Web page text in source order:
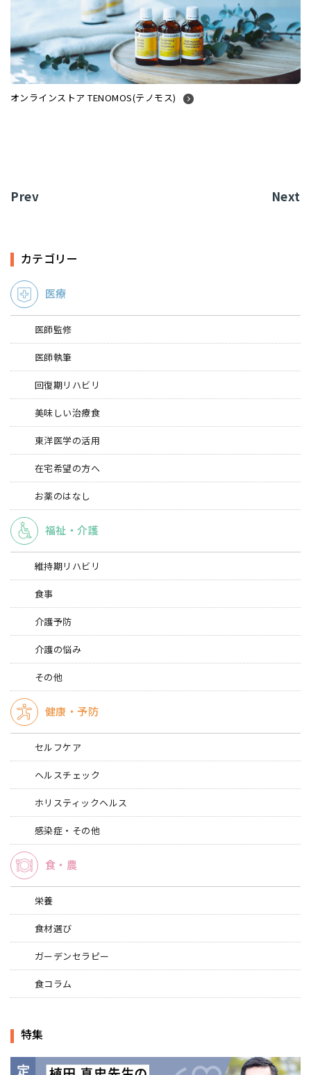
オンラインストア TENOMOS(テノモス)
Prev Next
カテゴリー
医療
医師監修
医師執筆
回復期リハビリ
美味しい治療食
東洋医学の活用
在宅希望の方へ
お薬のはなし
福祉・介護
維持期リハビリ
食事
介護予防
介護の悩み
その他
健康・予防
セルフケア
ヘルスチェック
ホリスティックヘルス
感染症・その他
食・農
栄養
食材選び
ガーデンセラピー
食コラム
特集